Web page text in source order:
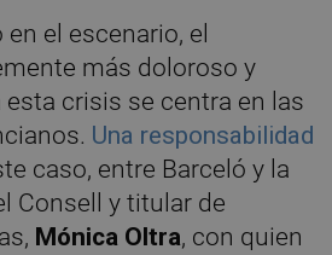
el escenario, el
más doloroso y
esta crisis se centra en las
Una responsabilidad
caso, entre Barceló y la
Consell y titular de
Mónica Oltra, con quien